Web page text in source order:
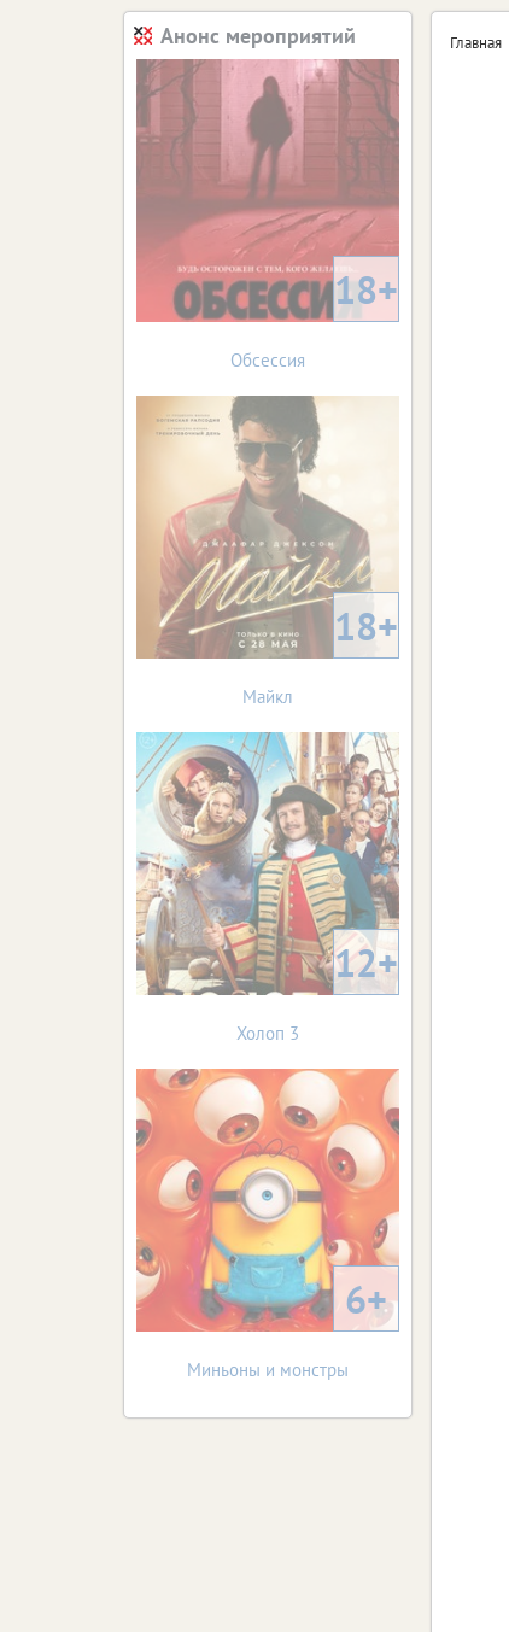
Главная
Анонс мероприятий
18+
Обсессия
18+
Майкл
12+
Холоп 3
6+
Миньоны и монстры